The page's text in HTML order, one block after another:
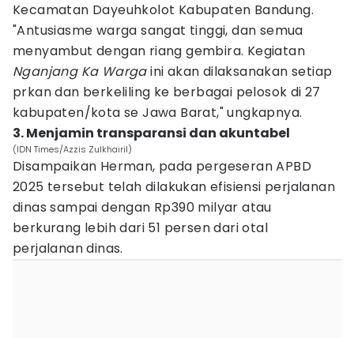
Kecamatan Dayeuhkolot Kabupaten Bandung.
"Antusiasme warga sangat tinggi, dan semua
menyambut dengan riang gembira. Kegiatan
Nganjang Ka Wargaini akan dilaksanakan setiap
prkan dan berkeliling ke berbagai pelosok di 27
kabupaten/kota se Jawa Barat," ungkapnya.
3. Menjamin transparansi dan akuntabel
(IDN Times/Azzis Zulkhairil)
Disampaikan Herman, pada pergeseran APBD
2025 tersebut telah dilakukan efisiensi perjalanan
dinas sampai dengan Rp390 milyar atau
berkurang lebih dari 51 persen dari otal
perjalanan dinas.